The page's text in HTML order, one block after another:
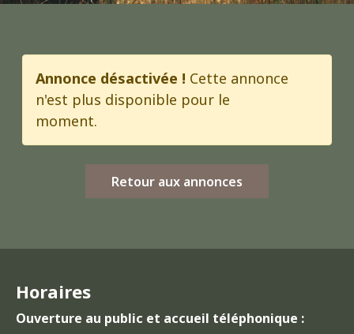
Annonce désactivée ! Cette annonce
n'est plus disponible pour le
moment.
Retour aux annonces
Horaires
Ouverture au public et accueil téléphonique :